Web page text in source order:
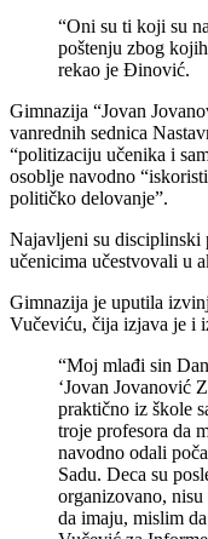
“Oni su ti koji su
poštenju zbog
rekao je Đinović.
Gimnazija “Jovan
vanrednih sednica
“politizaciju učenika i
osoblje navodno
političko delovanje”.
Najavljeni su disciplinski
učenicima učestvovali u
Gimnazija je uputila
Vučeviću, čija izjava je i
“Moj mlađi sin
‘Jovan Jovanović
praktično iz škole
troje profesora da
navodno odali
Sadu. Deca su
organizovano,
da imaju, mislim